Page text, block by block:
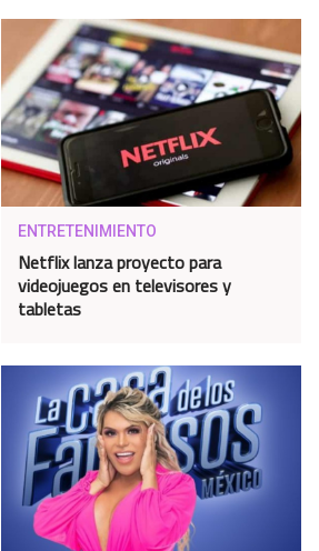
ENTRETENIMIENTO
Netflix lanza proyecto para
videojuegos en televisores y
tabletas